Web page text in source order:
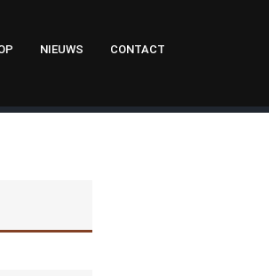
NIEUWS CONTACT